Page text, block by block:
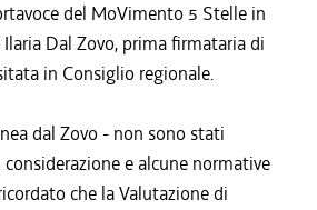
del MoVimento 5 Stelle in
Dal Zovo, prima firmataria di
in Consiglio regionale.
dal Zovo - non sono stati
e alcune normative
che la Valutazione di